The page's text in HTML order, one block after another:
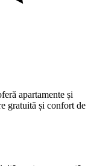
apartamente și
gratuită și confort de